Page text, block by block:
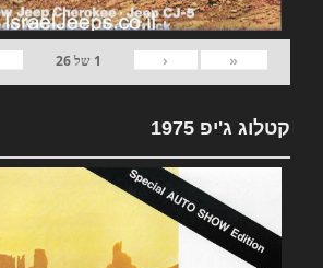
«
‹
1 של26
קטלוג ג'יפ 1975